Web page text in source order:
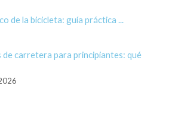
de la bicicleta: guía práctica ...
de carretera para principiantes: qué